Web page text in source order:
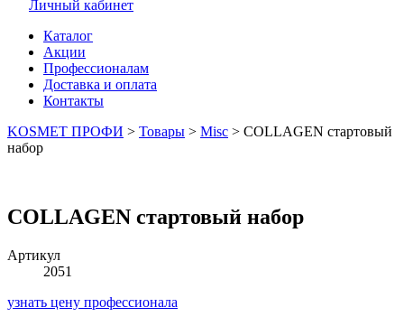
Личный кабинет
Каталог
Акции
Профессионалам
Доставка и оплата
Контакты
KOSMET ПРОФИ > Товары > Misc > COLLAGEN стартовый
набор
COLLAGEN стартовый набор
Артикул
2051
узнать цену профессионала